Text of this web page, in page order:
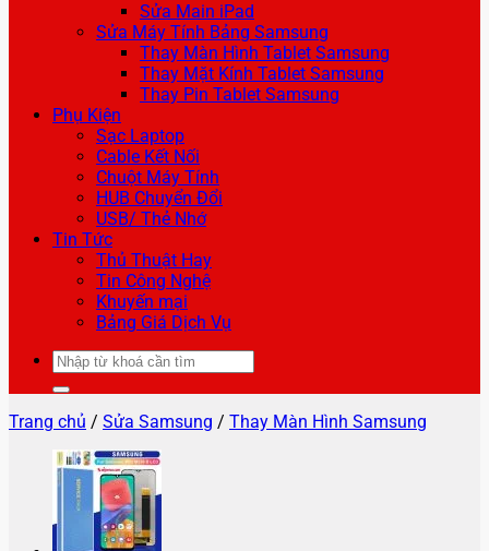
Sửa Main iPad
Sửa Máy Tính Bảng Samsung
Thay Màn Hình Tablet Samsung
Thay Mặt Kính Tablet Samsung
Thay Pin Tablet Samsung
Phụ Kiện
Sạc Laptop
Cable Kết Nối
Chuột Máy Tính
HUB Chuyển Đổi
USB/ Thẻ Nhớ
Tin Tức
Thủ Thuật Hay
Tin Công Nghệ
Khuyến mại
Bảng Giá Dịch Vụ
Tìm
kiếm:
Trang chủ / Sửa Samsung / Thay Màn Hình Samsung